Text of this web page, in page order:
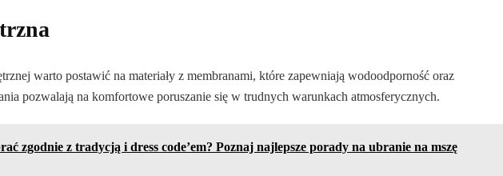
warto postawić na materiały z membranami, które zapewniają wodoodporność oraz
pozwalają na komfortowe poruszanie się w trudnych warunkach atmosferycznych.
zgodnie z tradycją i dress code’em? Poznaj najlepsze porady na ubranie na mszę